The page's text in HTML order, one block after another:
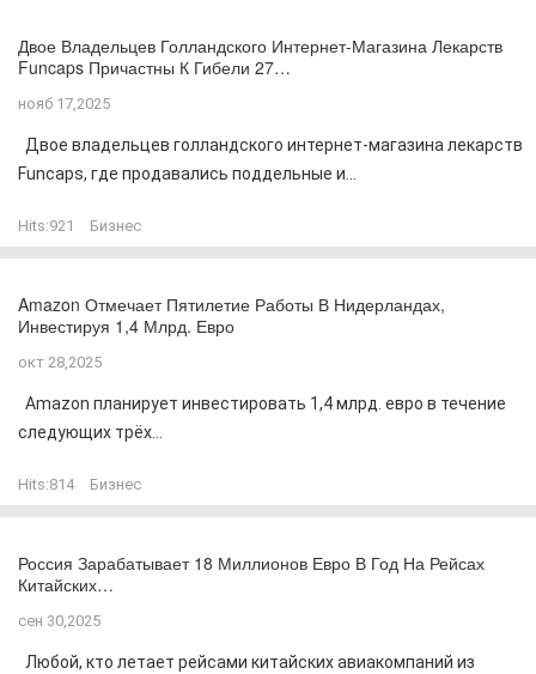
Двое Владельцев Голландского Интернет-Магазина Лекарств
Funcaps Причастны К Гибели 27…
нояб 17,2025
Двое владельцев голландского интернет-магазина лекарств
Funcaps, где продавались поддельные и...
Hits:921 Бизнес
Amazon Отмечает Пятилетие Работы В Нидерландах,
Инвестируя 1,4 Млрд. Евро
окт 28,2025
Amazon планирует инвестировать 1,4 млрд. евро в течение
следующих трёх...
Hits:814 Бизнес
Россия Зарабатывает 18 Миллионов Евро В Год На Рейсах
Китайских…
сен 30,2025
Любой, кто летает рейсами китайских авиакомпаний из